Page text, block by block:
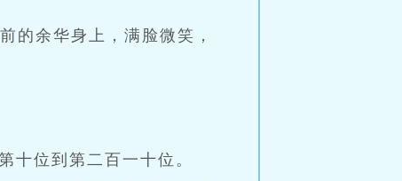
的余华身上，满脸微笑，
十位到第二百一十位。